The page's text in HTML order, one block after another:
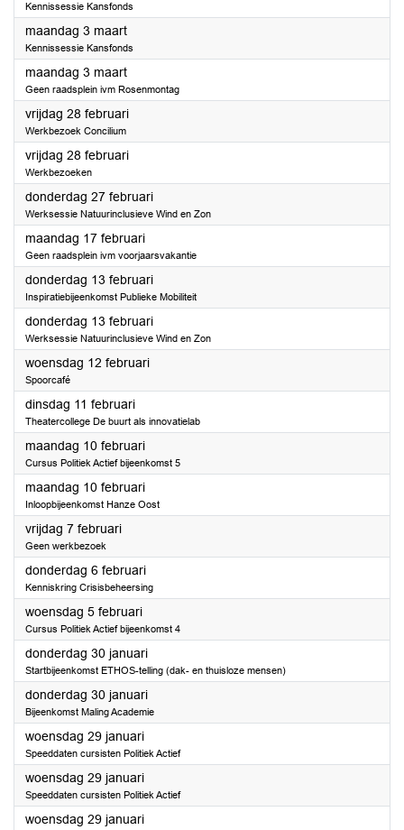
Kennissessie Kansfonds
maandag 3 maart2025
Kennissessie Kansfonds
maandag 3 maart2025
Geen raadsplein ivm Rosenmontag
vrijdag 28 februari2025
Werkbezoek Concilium
vrijdag 28 februari2025
Werkbezoeken
donderdag 27 februari2025
Werksessie Natuurinclusieve Wind en Zon
maandag 17 februari2025
Geen raadsplein ivm voorjaarsvakantie
donderdag 13 februari2025
Inspiratiebijeenkomst Publieke Mobiliteit
donderdag 13 februari2025
Werksessie Natuurinclusieve Wind en Zon
woensdag 12 februari2025
Spoorcafé
dinsdag 11 februari2025
Theatercollege De buurt als innovatielab
maandag 10 februari2025
Cursus Politiek Actief bijeenkomst 5
maandag 10 februari2025
Inloopbijeenkomst Hanze Oost
vrijdag 7 februari2025
Geen werkbezoek
donderdag 6 februari2025
Kenniskring Crisisbeheersing
woensdag 5 februari2025
Cursus Politiek Actief bijeenkomst 4
donderdag 30 januari2025
Startbijeenkomst ETHOS-telling (dak- en thuisloze mensen)
donderdag 30 januari2025
Bijeenkomst Maling Academie
woensdag 29 januari2025
Speeddaten cursisten Politiek Actief
woensdag 29 januari2025
Speeddaten cursisten Politiek Actief
woensdag 29 januari2025